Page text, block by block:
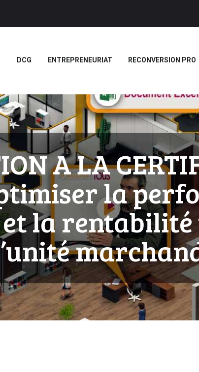
DCG ENTREPRENEURIAT RECONVERSION PRO
A LA
la
et la
Forces LMS
BTS
DCG
RECONVERSION PRO
BOUTIQUE
MARQUE
BLANCHE/SCORM